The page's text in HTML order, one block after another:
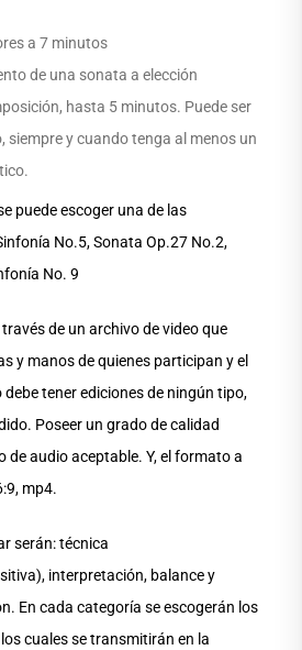
a 7 minutos
de una sonata a elección
hasta 5 minutos. Puede ser
siempre y cuando tenga al menos un
puede escoger una de las
No.5, Sonata Op.27 No.2,
No. 9
de un archivo de video que
y manos de quienes participan y el
tener ediciones de ningún tipo,
Poseer un grado de calidad
de audio aceptable. Y, el formato a
mp4.
serán: técnica
interpretación, balance y
En cada categoría se escogerán los
cuales se transmitirán en la